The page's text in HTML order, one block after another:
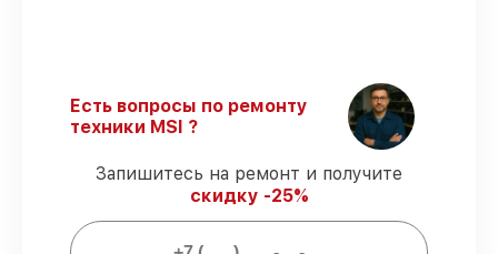
Выполнение работ вовремя
–
соблюдаем сроки починки материнской
платы FM2-A55M-P33, согласованные с
клиентом.
Сервис с гарантией– обслуживаем
материнских плат всегда со строгим
соблюдением гарантийных обязательств.
Есть вопросы по ремонту
техники MSI ?
Запишитесь на ремонт и получите
скидку -25%